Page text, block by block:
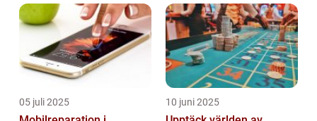
05 juli 2025 10 juni 2025